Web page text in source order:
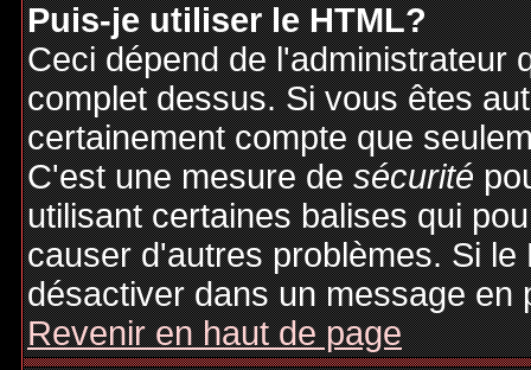
Puis-je utiliser le HTML?
Ceci dépend de l'administrateur
complet dessus. Si vous êtes
certainement compte que
C'est une mesure desécurité
utilisant certaines balises qui
causer d'autres problèmes. Si
désactiver dans un message en
Revenir en haut de page